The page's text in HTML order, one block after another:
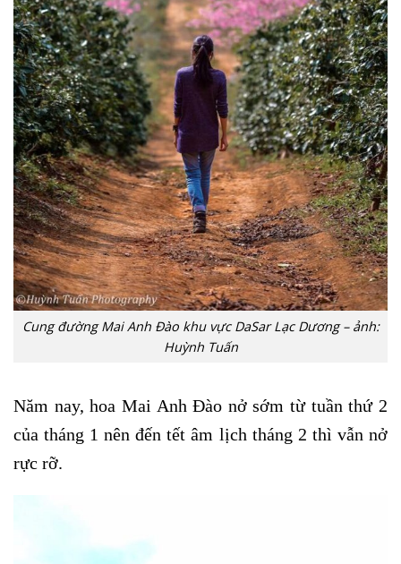
Cung đường Mai Anh Đào khu vực DaSar Lạc Dương – ảnh:
Huỳnh Tuấn
Năm nay, hoa Mai Anh Đào nở sớm từ tuần thứ 2
của tháng 1 nên đến tết âm lịch tháng 2 thì vẫn nở
rực rỡ.